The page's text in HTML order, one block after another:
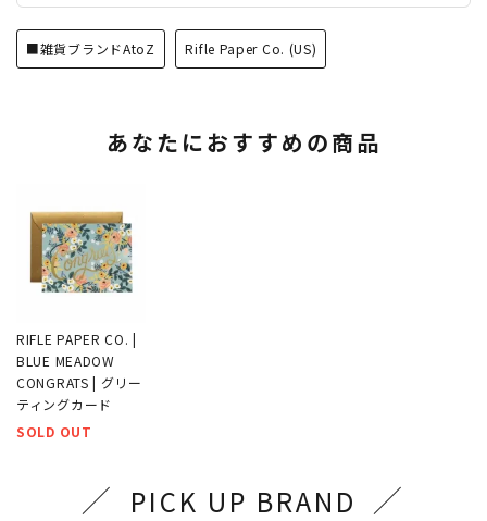
■雑貨ブランドAtoZ Rifle Paper Co. (US)
あなたにおすすめの商品
RIFLE PAPER CO. |
BLUE MEADOW
CONGRATS | グリー
ティングカード
SOLD OUT
PICK UP BRAND